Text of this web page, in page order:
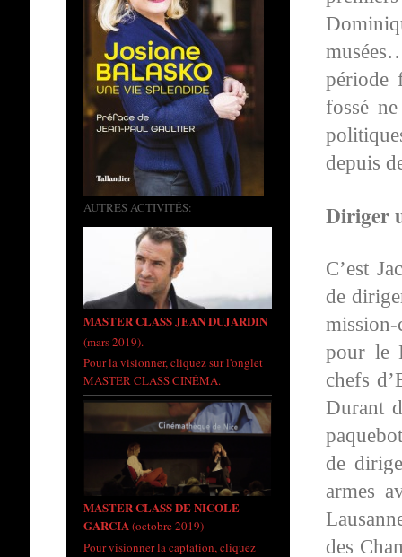
période
fossé
depuis
Diriger
C’est
de
pour le
chefs
Durant
de
armes
des
AUTRES ACTIVITÉS:
MASTER CLASS JEAN DUJARDIN
(mars 2019).
Pour la visionner, cliquez sur l'onglet
MASTER CLASS CINÉMA.
MASTER CLASS DE NICOLE
GARCIA(octobre 2019)
Pour visionner la captation, cliquez